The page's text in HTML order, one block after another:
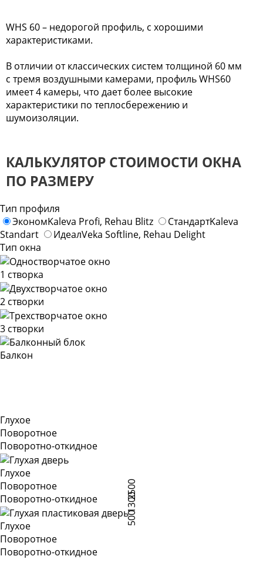
WHS 60 – недорогой профиль, с хорошими
характеристиками.
В отличии от классических систем толщиной 60 мм
с тремя воздушными камерами, профиль WHS60
имеет 4 камеры, что дает более высокие
характеристики по теплосбережению и
шумоизоляции.
КАЛЬКУЛЯТОР СТОИМОСТИ ОКНА
ПО РАЗМЕРУ
Тип профиля
ЭкономKaleva Profi, Rehau Blitz СтандартKaleva
Standart
ИдеалVeka Softline, Rehau Delight
Тип окна
1 створка
2 створки
3 створки
Балкон
2500
1300
500
Глухое
Поворотное
Поворотно-откидное
Глухое
Поворотное
Поворотно-откидное
Глухое
Поворотное
Поворотно-откидное